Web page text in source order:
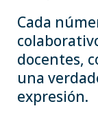
Cada
docentes,
una
expresión.